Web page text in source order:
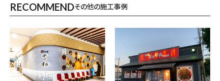
RECOMMENDその他の施工事例